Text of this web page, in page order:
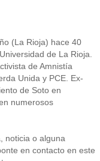
(La Rioja) hace 40
de La Rioja.
de Amnistía
Unida y PCE. Ex-
de Soto en
numerosos
noticia o alguna
en contacto en este